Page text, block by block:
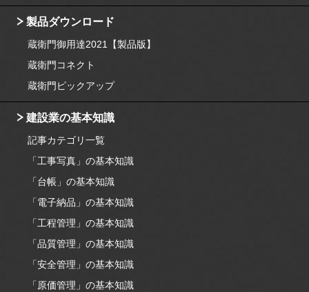
製品ダウンロード
蔵衛門御用達2021【製品版】
蔵衛門コネクト
蔵衛門ピックアップ
建設業の基本知識
記事カテゴリ一覧
「工事写真」の基本知識
「台帳」の基本知識
「電子納品」の基本知識
「工程管理」の基本知識
「品質管理」の基本知識
「安全管理」の基本知識
「原価管理」の基本知識